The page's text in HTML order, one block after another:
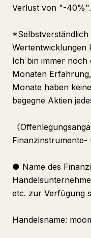
Verlust von "-40%".
*Selbstverständlich
Wertentwicklungen
Ich bin immer noch
Monaten
Monate haben
begegne Aktien
《
Finanzinstrumente-
● Name des
etc. zur Verfügung
Handelsname: